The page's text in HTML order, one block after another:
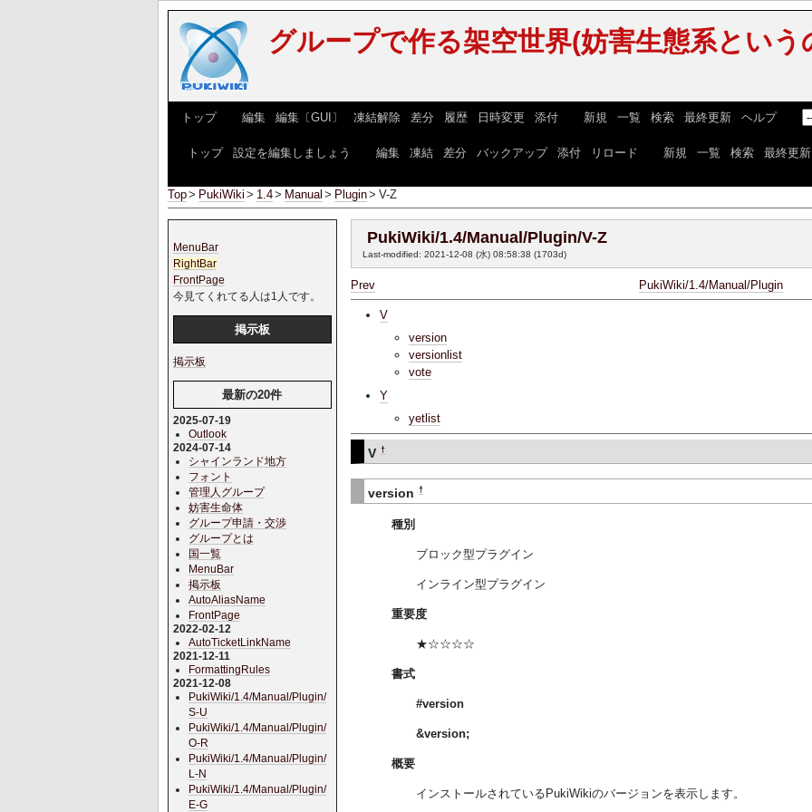
グループで作る架空世界(妨害生態系とい
トップ] [ 編集| 編集〔GUI〕 凍結解除| 差分 履歴| 日時変更 添付] [ 新規 一覧 検索| 最終更新| ヘルプ] [
トップ| 設定を編集しましょう 編集| 凍結| 差分 バックアップ| 添付| リロード 新規 一覧 検索| 最終更新
Top> PukiWiki > 1.4> Manual > Plugin> V-Z
PukiWiki/1.4/Manual/Plugin/V-Z
Last-modified: 2021-12-08 (水) 08:58:38 (1703d)
Prev PukiWiki/1.4/Manual/Plugin
V
version
versionlist
vote
Y
yetlist
V †
version †
種別
ブロック型プラグイン
インライン型プラグイン
重要度
★☆☆☆☆
書式
#version
&version;
概要
インストールされているPukiWikiのバージョンを表示します。
MenuBar
RightBar
FrontPage
今見てくれてる人は1人です。
掲示板
掲示板
最新の20件
2025-07-19
Outlook
2024-07-14
シャインランド地方
フォント
管理人グループ
妨害生命体
グループ申請・交渉
グループとは
国一覧
MenuBar
掲示板
AutoAliasName
FrontPage
2022-02-12
AutoTicketLinkName
2021-12-11
FormattingRules
2021-12-08
PukiWiki/1.4/Manual/Plugin/
S-U
PukiWiki/1.4/Manual/Plugin/
O-R
PukiWiki/1.4/Manual/Plugin/
L-N
PukiWiki/1.4/Manual/Plugin/
E-G